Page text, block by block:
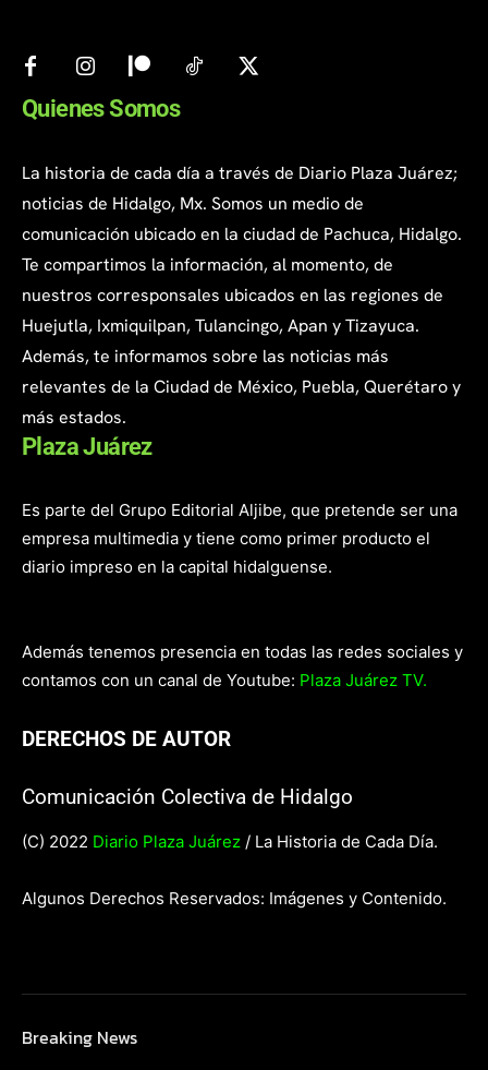
Quienes Somos
La historia de cada día a través de Diario Plaza Juárez;
noticias de Hidalgo, Mx. Somos un medio de
comunicación ubicado en la ciudad de Pachuca, Hidalgo.
Te compartimos la información, al momento, de
nuestros corresponsales ubicados en las regiones de
Huejutla, Ixmiquilpan, Tulancingo, Apan y Tizayuca.
Además, te informamos sobre las noticias más
relevantes de la Ciudad de México, Puebla, Querétaro y
más estados.
Plaza Juárez
Es parte del Grupo Editorial Aljibe, que pretende ser una
empresa multimedia y tiene como primer producto el
diario impreso en la capital hidalguense.
Además tenemos presencia en todas las redes sociales y
contamos con un canal de Youtube: Plaza Juárez TV.
DERECHOS DE AUTOR
Comunicación Colectiva de Hidalgo
(C) 2022 Diario Plaza Juárez / La Historia de Cada Día.
Algunos Derechos Reservados: Imágenes y Contenido.
Breaking News